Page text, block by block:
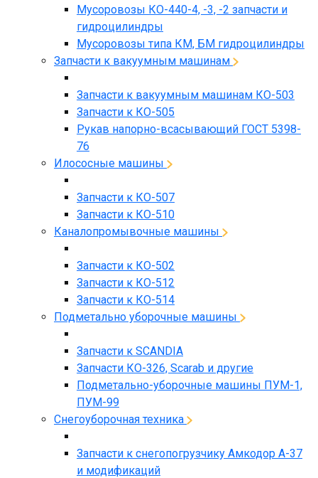
Мусоровозы КО-440-4, -3, -2 запчасти и
гидроцилиндры
Мусоровозы типа КМ, БМ гидроцилиндры
Запчасти к вакуумным машинам
Запчасти к вакуумным машинам КО-503
Запчасти к КО-505
Рукав напорно-всасывающий ГОСТ 5398-
76
Илососные машины
Запчасти к КО-507
Запчасти к КО-510
Каналопромывочные машины
Запчасти к КО-502
Запчасти к КО-512
Запчасти к КО-514
Подметально уборочные машины
Запчасти к SCANDIA
Запчасти КО-326, Scarab и другие
Подметально-уборочные машины ПУМ-1,
ПУМ-99
Снегоуборочная техника
Запчасти к снегопогрузчику Амкодор А-37
и модификаций